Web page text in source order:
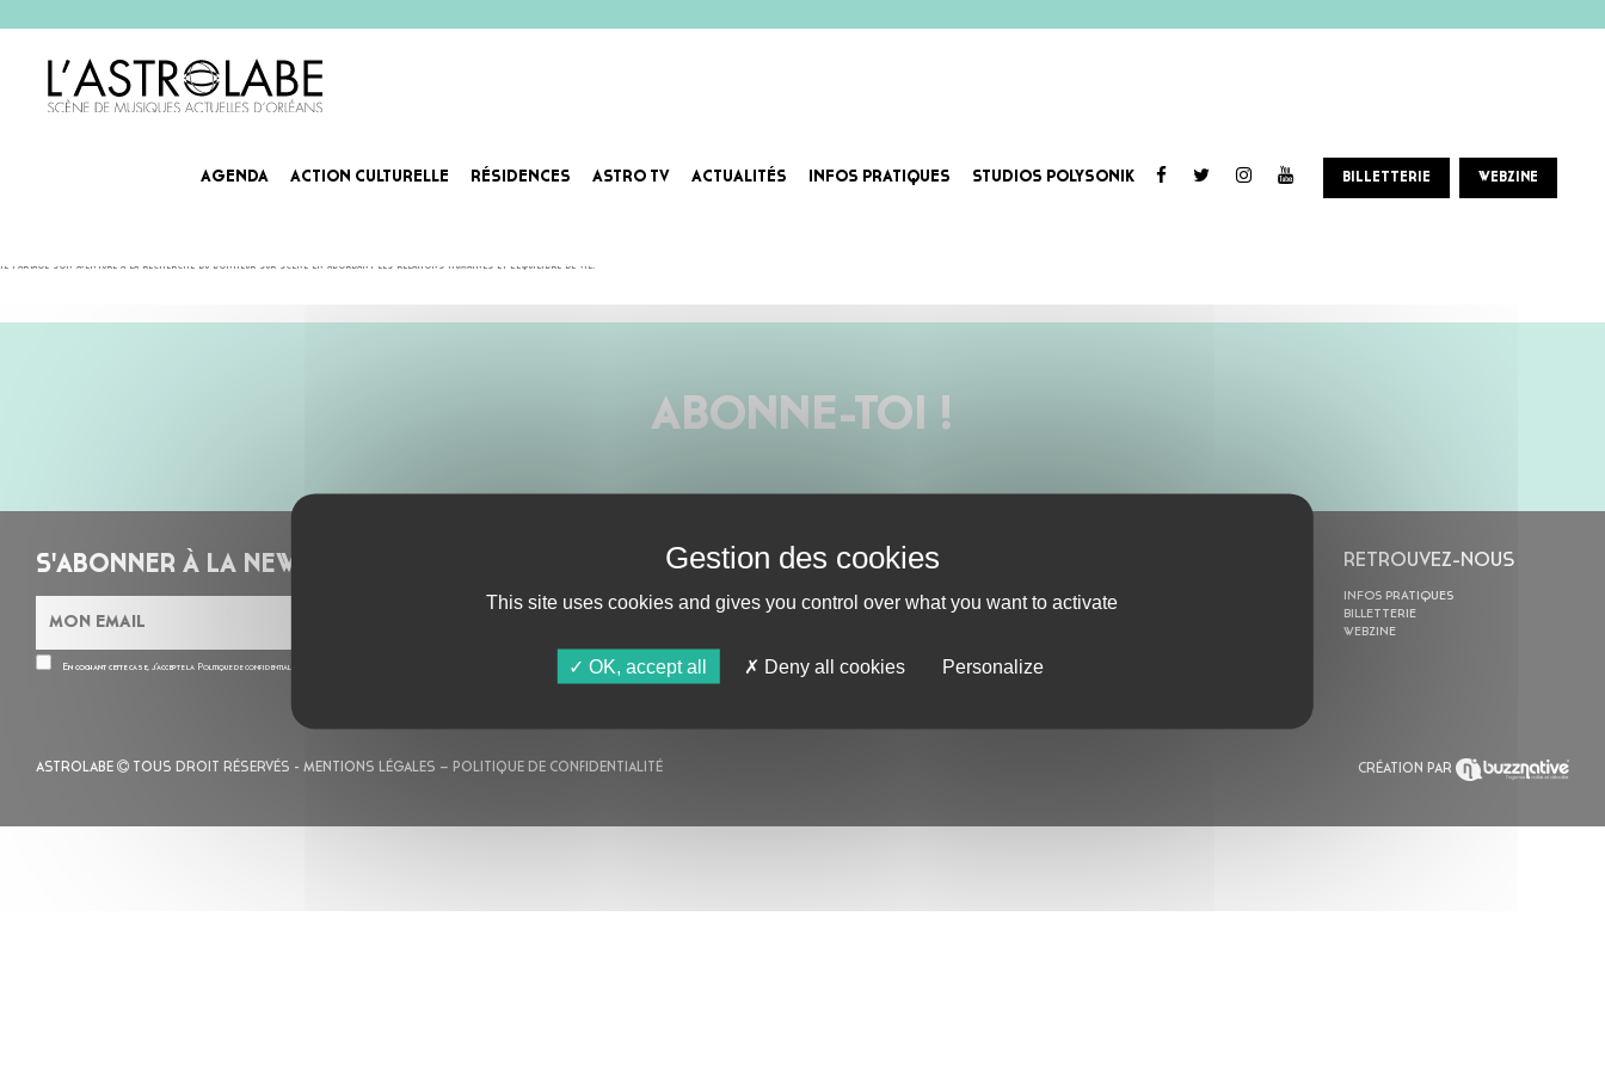
AGENDA ACTION CULTURELLE RÉSIDENCES ASTRO TV ACTUALITÉS INFOS PRATIQUES STUDIOS POLYSONIK BILLETTERIE WEBZINE
Il partage son aventure à la recherche du bonheur sur scène en abordant les relations humaines et l’équilibre de vie.
ABONNE-TOI !
S'ABONNER À LA NEWSLETTER
En cochant cette case, j’accepte la Politique de confidentialité
AU PROGRAMME
AGENDA
ACTION CULTURELLE
RETROUVEZ-NOUS
INFOS PRATIQUES
BILLETTERIE
WEBZINE
ASTROLABE TOUS DROIT RÉSERVÉS - MENTIONS LÉGALES – POLITIQUE DE CONFIDENTIALITÉ CRÉATION PAR
This site uses cookies and gives you control over what you want to activate
OK, accept all Deny all cookies Personalize